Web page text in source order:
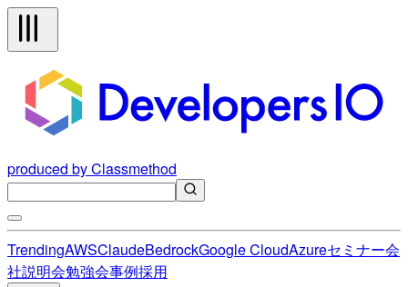
produced by Classmethod
TrendingAWSClaudeBedrockGoogle CloudAzureセミナー会
社説明会勉強会事例採用